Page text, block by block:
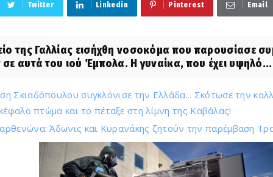
Twitter Linkedin Pinterest Email
της Γαλλίας εισήχθη νοσοκόμα που παρουσίασε
αυτά του ιού Έμπολα. Η γυναίκα, που έχει υψηλό...
Σκιαδόπουλου συγκλόνισε την Ελλάδα... Σκότωσε την
πτώμα και το πέταξε στη λίμνη της Καβάλας!
Άδωνις και Κυρανάκης ζητούν την παρέμβαση